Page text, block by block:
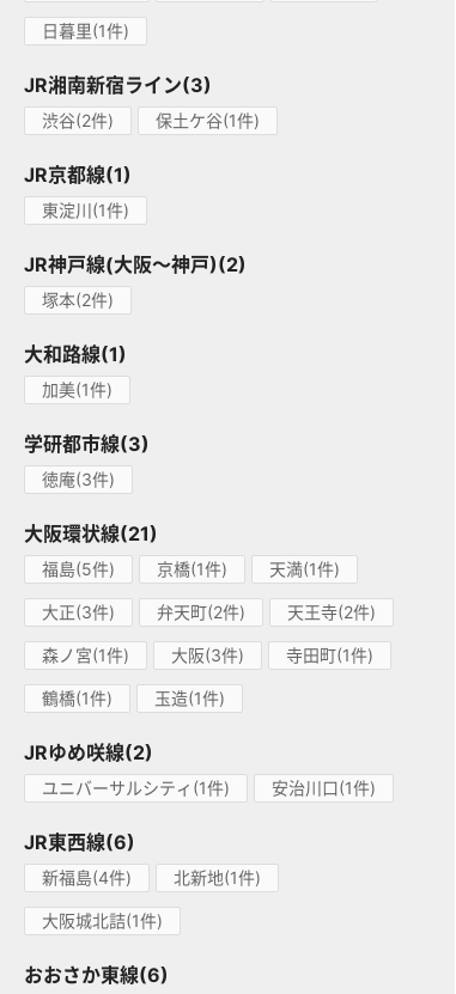
日暮里(1件)
JR湘南新宿ライン(3)
渋谷(2件) 保土ケ谷(1件)
JR京都線(1)
東淀川(1件)
JR神戸線(大阪～神戸)(2)
塚本(2件)
大和路線(1)
加美(1件)
学研都市線(3)
徳庵(3件)
大阪環状線(21)
福島(5件) 京橋(1件) 天満(1件)
大正(3件) 弁天町(2件) 天王寺(2件)
森ノ宮(1件) 大阪(3件) 寺田町(1件)
鶴橋(1件) 玉造(1件)
JRゆめ咲線(2)
ユニバーサルシティ(1件) 安治川口(1件)
JR東西線(6)
新福島(4件) 北新地(1件)
大阪城北詰(1件)
おおさか東線(6)